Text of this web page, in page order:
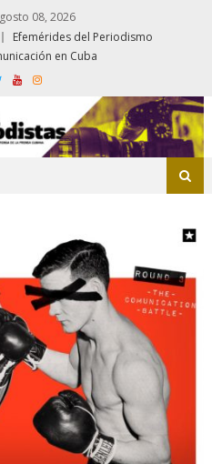
08, 2026
Efemérides del Periodismo
en Cuba